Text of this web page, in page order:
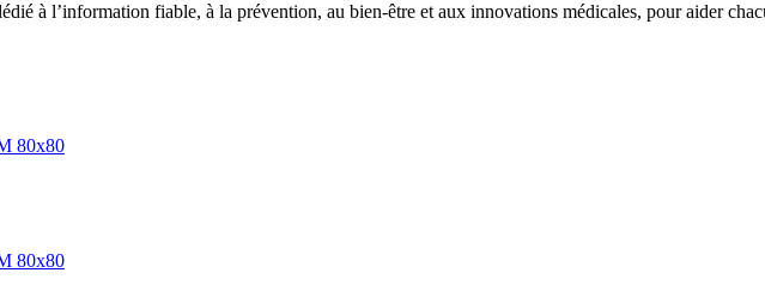
à l’information fiable, à la prévention, au bien-être et aux innovations médicales, pour aider